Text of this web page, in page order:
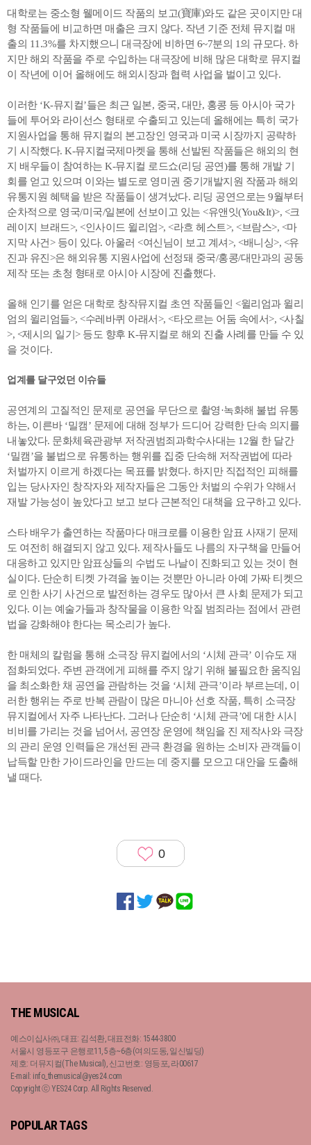
대학로는 중소형 웰메이드 작품의 보고(寶庫)와도 같은 곳이지만 대
형 작품들에 비교하면 매출은 크지 않다. 작년 기준 전체 뮤지컬 매
출의 11.3%를 차지했으니 대극장에 비하면 6~7분의 1의 규모다. 하
지만 해외 작품을 주로 수입하는 대극장에 비해 많은 대학로 뮤지컬
이 작년에 이어 올해에도 해외시장과 협력 사업을 벌이고 있다.
이러한 ‘K-뮤지컬’들은 최근 일본, 중국, 대만, 홍콩 등 아시아 국가
들에 투어와 라이선스 형태로 수출되고 있는데 올해에는 특히 국가
지원사업을 통해 뮤지컬의 본고장인 영국과 미국 시장까지 공략하
기 시작했다. K-뮤지컬국제마켓을 통해 선발된 작품들은 해외의 현
지 배우들이 참여하는 K-뮤지컬 로드쇼(리딩 공연)를 통해 개발 기
회를 얻고 있으며 이와는 별도로 영미권 중기개발지원 작품과 해외
유통지원 혜택을 받은 작품들이 생겨났다. 리딩 공연으로는 9월부터
순차적으로 영국/미국/일본에 선보이고 있는 <유앤잇(You&It)>, <크
레이지 브래드>, <인사이드 윌리엄>, <라흐 헤스트>, <브람스>, <마
지막 사건> 등이 있다. 아울러 <여신님이 보고 계셔>, <배니싱>, <유
진과 유진>은 해외유통 지원사업에 선정돼 중국/홍콩/대만과의 공동
제작 또는 초청 형태로 아시아 시장에 진출했다.
올해 인기를 얻은 대학로 창작뮤지컬 초연 작품들인 <윌리엄과 윌리
엄의 윌리엄들>, <수레바퀴 아래서>, <타오르는 어둠 속에서>, <사칠
>, <제시의 일기> 등도 향후 K-뮤지컬로 해외 진출 사례를 만들 수 있
을 것이다.
업계를 달구었던 이슈들
공연계의 고질적인 문제로 공연을 무단으로 촬영·녹화해 불법 유통
하는, 이른바 ‘밀캠’ 문제에 대해 정부가 드디어 강력한 단속 의지를
내놓았다. 문화체육관광부 저작권범죄과학수사대는 12월 한 달간
‘밀캠’을 불법으로 유통하는 행위를 집중 단속해 저작권법에 따라
처벌까지 이르게 하겠다는 목표를 밝혔다. 하지만 직접적인 피해를
입는 당사자인 창작자와 제작자들은 그동안 처벌의 수위가 약해서
재발 가능성이 높았다고 보고 보다 근본적인 대책을 요구하고 있다.
스타 배우가 출연하는 작품마다 매크로를 이용한 암표 사재기 문제
도 여전히 해결되지 않고 있다. 제작사들도 나름의 자구책을 만들어
대응하고 있지만 암표상들의 수법도 나날이 진화되고 있는 것이 현
실이다. 단순히 티켓 가격을 높이는 것뿐만 아니라 아예 가짜 티켓으
로 인한 사기 사건으로 발전하는 경우도 많아서 큰 사회 문제가 되고
있다. 이는 예술가들과 창작물을 이용한 악질 범죄라는 점에서 관련
법을 강화해야 한다는 목소리가 높다.
한 매체의 칼럼을 통해 소극장 뮤지컬에서의 ‘시체 관극’ 이슈도 재
점화되었다. 주변 관객에게 피해를 주지 않기 위해 불필요한 움직임
을 최소화한 채 공연을 관람하는 것을 ‘시체 관극’이라 부르는데, 이
러한 행위는 주로 반복 관람이 많은 마니아 선호 작품, 특히 소극장
뮤지컬에서 자주 나타난다. 그러나 단순히 ‘시체 관극’에 대한 시시
비비를 가리는 것을 넘어서, 공연장 운영에 책임을 진 제작사와 극장
의 관리 운영 인력들은 개선된 관극 환경을 원하는 소비자 관객들이
납득할 만한 가이드라인을 만드는 데 중지를 모으고 대안을 도출해
낼 때다.
0
THE MUSICAL
예스이십사㈜, 대표: 김석환, 대표전화: 1544-3800
서울시 영등포구 은행로11, 5층~6층(여의도동, 일신빌딩)
제호: 더뮤지컬(The Musical), 신고번호: 영등포, 라00617
E-mail: info_themusical@yes24.com
Copyright ⓒ YES24 Corp. All Rights Reserved.
POPULAR TAGS